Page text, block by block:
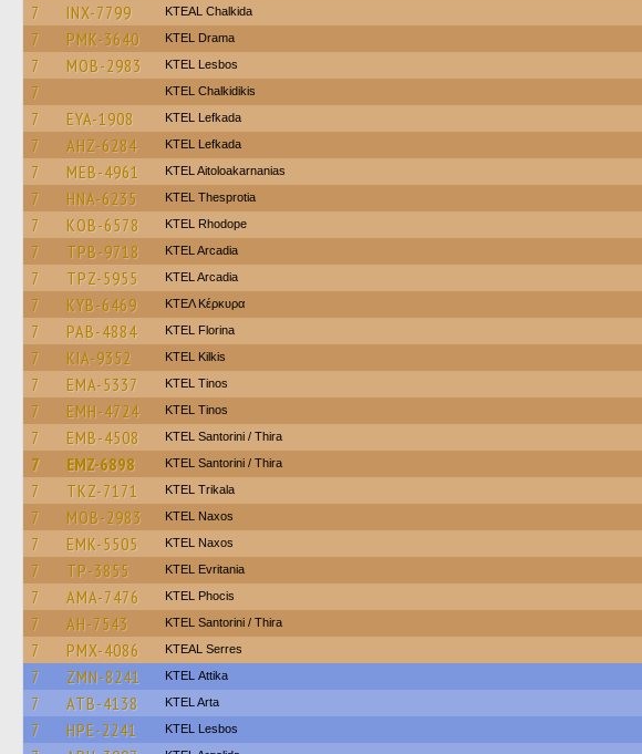
7 INX-7799 KTEAL Chalkida
7 PMK-3640 KTEL Drama
7 MOB-2983 KTEL Lesbos
7 ΚΤΕL Chalkidikis
7 EYA-1908 KTEL Lefkada
7 AHZ-6284 KTEL Lefkada
7 MEB-4961 KTEL Aitoloakarnanias
7 HNA-6235 KTEL Thesprotia
7 KOB-6578 KTEL Rhodope
7 TPB-9718 KTEL Arcadia
7 TPZ-5955 KTEL Arcadia
7 KYB-6469 ΚΤΕΛ Κέρκυρα
7 PAB-4884 KTEL Florina
7 KIA-9352 KTEL Kilkis
7 EMA-5337 KTEL Tinos
7 EMH-4724 KTEL Tinos
7 EMB-4508 KTEL Santorini / Thira
7 EMZ-6898 KTEL Santorini / Thira
7 TKZ-7171 ΚΤΕL Τrikala
7 MOB-2983 KTEL Naxos
7 EMK-5505 KTEL Naxos
7 TP-3855 ΚΤΕL Evritania
7 AMA-7476 ΚΤΕL Phocis
7 AH-7543 KTEL Santorini / Thira
7 PMX-4086 KTEAL Serres
7 ZMN-8241 KΤΕL Αttika
7 ATB-4138 KTEL Arta
7 HPE-2241 KTEL Lesbos